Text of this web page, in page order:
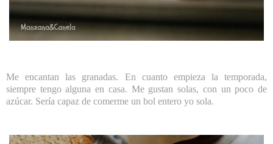
Me encantan las granadas. En cuanto empieza la temporada,
siempre tengo alguna en casa. Me gustan solas, con un poco de
azúcar. Sería capaz de comerme un bol entero yo sola.